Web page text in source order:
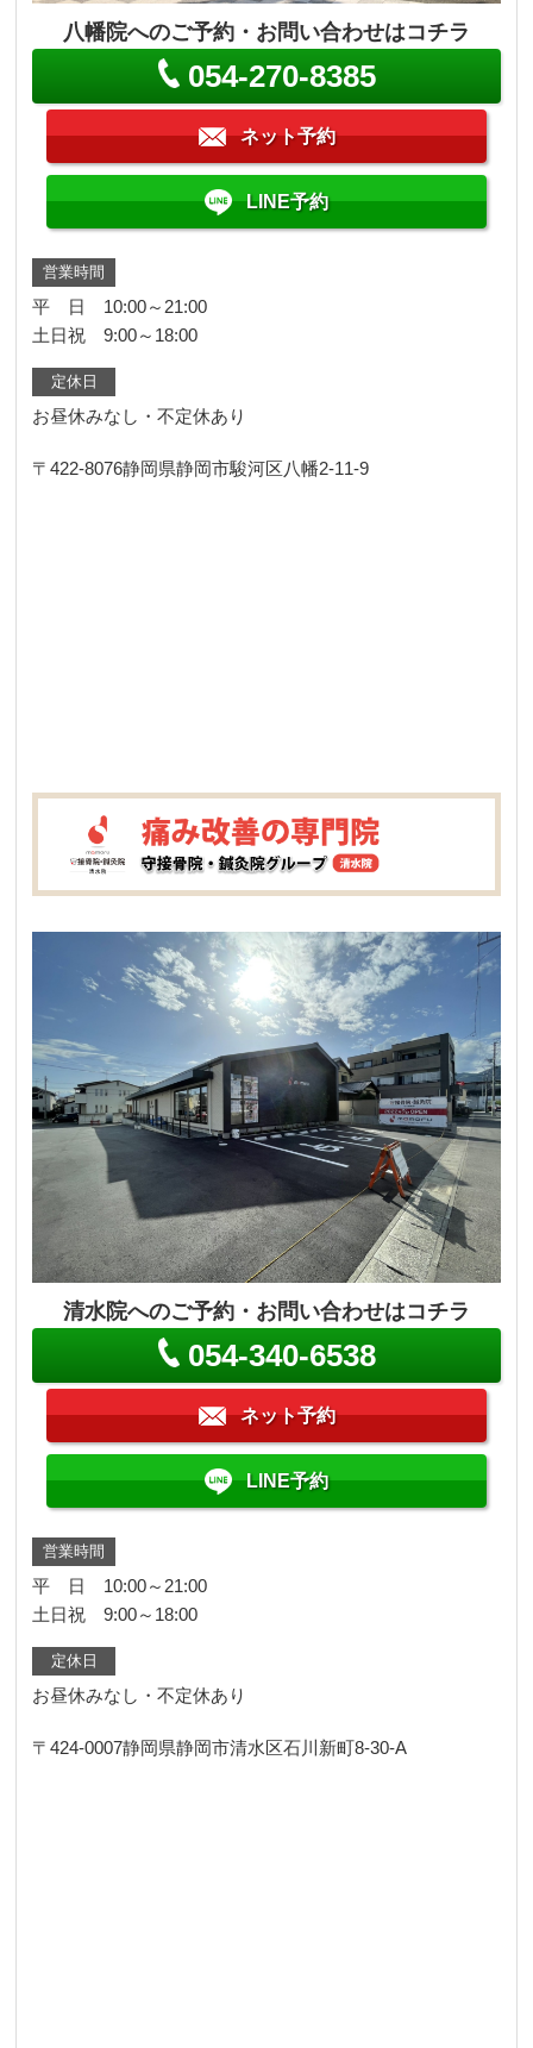
八幡院へのご予約・お問い合わせはコチラ
054-270-8385
ネット予約
LINE予約
営業時間
平 日 10:00～21:00
土日祝 9:00～18:00
定休日
お昼休みなし・不定休あり
〒422-8076静岡県静岡市駿河区八幡2-11-9
清水院へのご予約・お問い合わせはコチラ
054-340-6538
ネット予約
LINE予約
営業時間
平 日 10:00～21:00
土日祝 9:00～18:00
定休日
お昼休みなし・不定休あり
〒424-0007静岡県静岡市清水区石川新町8-30-A